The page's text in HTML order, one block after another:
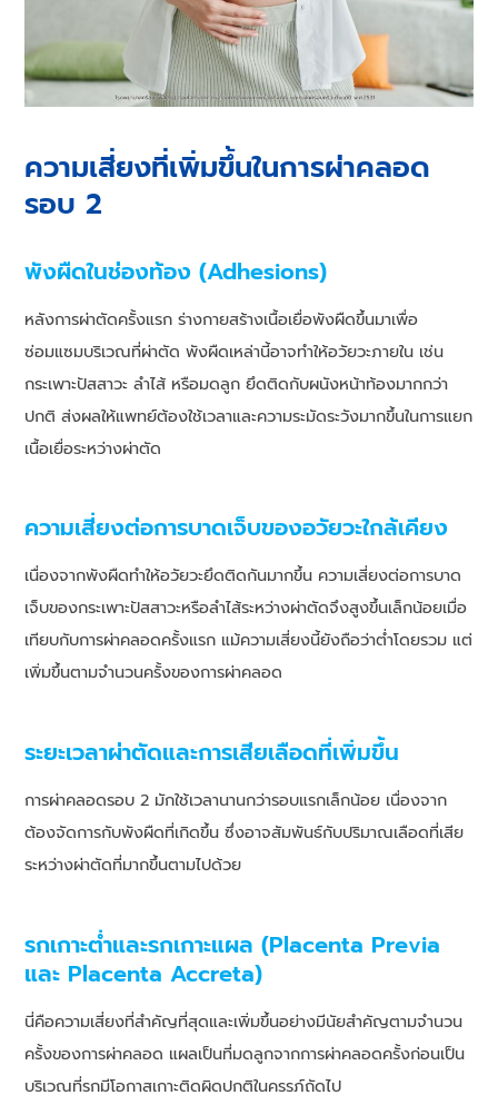
ความเสี่ยงที่เพิ่มขึ้นในการผ่าคลอด
รอบ 2
พังผืดในช่องท้อง (Adhesions)
หลังการผ่าตัดครั้งแรก ร่างกายสร้างเนื้อเยื่อพังผืดขึ้นมาเพื่อ
ซ่อมแซมบริเวณที่ผ่าตัด พังผืดเหล่านี้อาจทำให้อวัยวะภายใน เช่น
กระเพาะปัสสาวะ ลำไส้ หรือมดลูก ยึดติดกับผนังหน้าท้องมากกว่า
ปกติ ส่งผลให้แพทย์ต้องใช้เวลาและความระมัดระวังมากขึ้นในการแยก
เนื้อเยื่อระหว่างผ่าตัด
ความเสี่ยงต่อการบาดเจ็บของอวัยวะใกล้เคียง
เนื่องจากพังผืดทำให้อวัยวะยึดติดกันมากขึ้น ความเสี่ยงต่อการบาด
เจ็บของกระเพาะปัสสาวะหรือลำไส้ระหว่างผ่าตัดจึงสูงขึ้นเล็กน้อยเมื่อ
เทียบกับการผ่าคลอดครั้งแรก แม้ความเสี่ยงนี้ยังถือว่าต่ำโดยรวม แต่
เพิ่มขึ้นตามจำนวนครั้งของการผ่าคลอด
ระยะเวลาผ่าตัดและการเสียเลือดที่เพิ่มขึ้น
การผ่าคลอดรอบ 2 มักใช้เวลานานกว่ารอบแรกเล็กน้อย เนื่องจาก
ต้องจัดการกับพังผืดที่เกิดขึ้น ซึ่งอาจสัมพันธ์กับปริมาณเลือดที่เสีย
ระหว่างผ่าตัดที่มากขึ้นตามไปด้วย
รกเกาะต่ำและรกเกาะแผล (Placenta Previa
และ Placenta Accreta)
นี่คือความเสี่ยงที่สำคัญที่สุดและเพิ่มขึ้นอย่างมีนัยสำคัญตามจำนวน
ครั้งของการผ่าคลอด แผลเป็นที่มดลูกจากการผ่าคลอดครั้งก่อนเป็น
บริเวณที่รกมีโอกาสเกาะติดผิดปกติในครรภ์ถัดไป